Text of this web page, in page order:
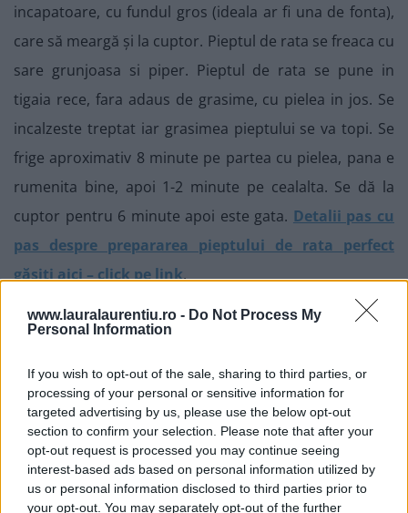
www.lauralaurentiu.ro - Do Not Process My
Personal Information
If you wish to opt-out of the sale, sharing to third parties, or
processing of your personal or sensitive information for
targeted advertising by us, please use the below opt-out
section to confirm your selection. Please note that after your
opt-out request is processed you may continue seeing
interest-based ads based on personal information utilized by
us or personal information disclosed to third parties prior to
your opt-out. You may separately opt-out of the further
incapatoare, cu fundul gros (ideala ar fi una de fonta),
care să meargă și la cuptor. Pieptul de rata se freaca cu
sare grunjoasa si piper. Pieptul de rata se pune in
tigaia rece, fara adaus de grasime, cu pielea in jos. Se
incalzeste treptat iar grasimea pieptului se va topi. Se
frige aproximativ 8 minute pe partea cu pielea, pana e
rumenita bine, apoi 1-2 minute pe cealalta. Se dă la
cuptor pentru 6 minute apoi este gata. Detalii pas cu
pas despre prepararea pieptului de rata perfect
găsiți aici – click pe link.